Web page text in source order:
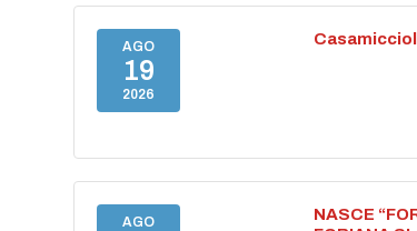
AGO
19
2026
AGO
NASCE